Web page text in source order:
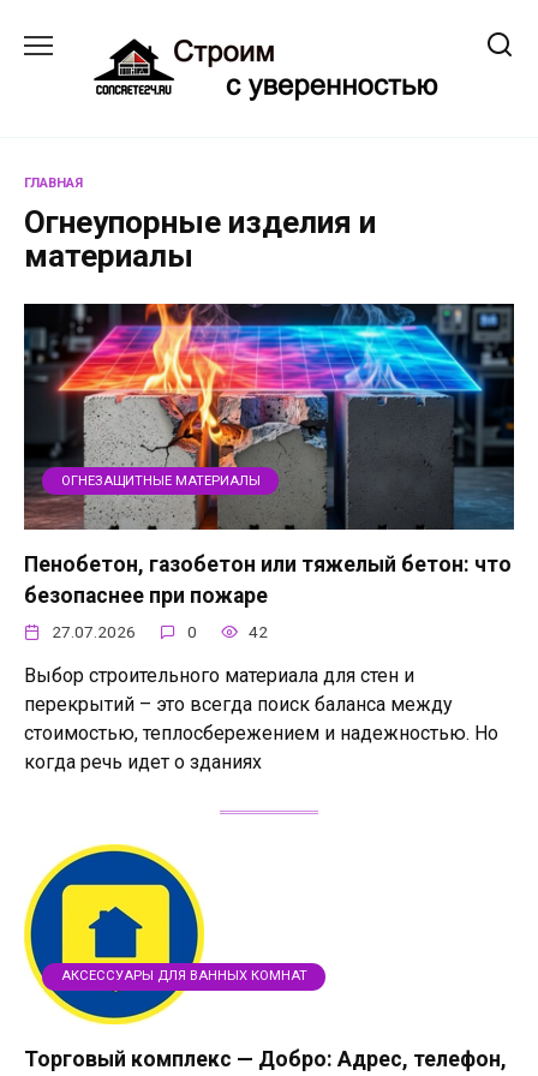
содержанию
ГЛАВНАЯ
Огнеупорные изделия и
материалы
ОГНЕЗАЩИТНЫЕ МАТЕРИАЛЫ
Пенобетон, газобетон или тяжелый бетон: что
безопаснее при пожаре
27.07.2026 0 42
Выбор строительного материала для стен и
перекрытий – это всегда поиск баланса между
стоимостью, теплосбережением и надежностью. Но
когда речь идет о зданиях
АКСЕССУАРЫ ДЛЯ ВАННЫХ КОМНАТ
Торговый комплекс — Добро: Адрес, телефон,